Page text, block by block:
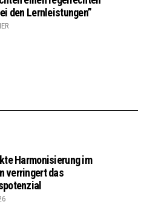
den Lernleistungen”
Harmonisierung im
verringert das